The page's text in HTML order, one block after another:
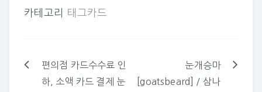
카테고리 태그카드
글
편의점 카드수수료 인
하, 소액 카드 결제 눈
눈개승마
[goatsbeard] / 삼나